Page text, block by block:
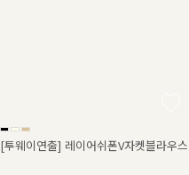
[투웨이연출] 레이어쉬폰V자켓블라우스